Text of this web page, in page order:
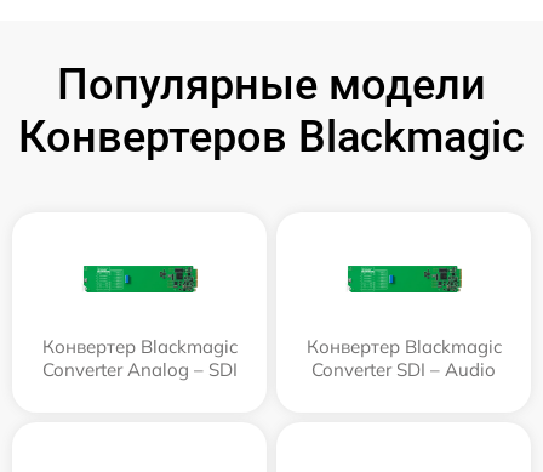
Популярные модели
Конвертеров Blackmagic
Конвертер Blackmagic
Converter Analog – SDI
Конвертер Blackmagic
Converter SDI – Audio